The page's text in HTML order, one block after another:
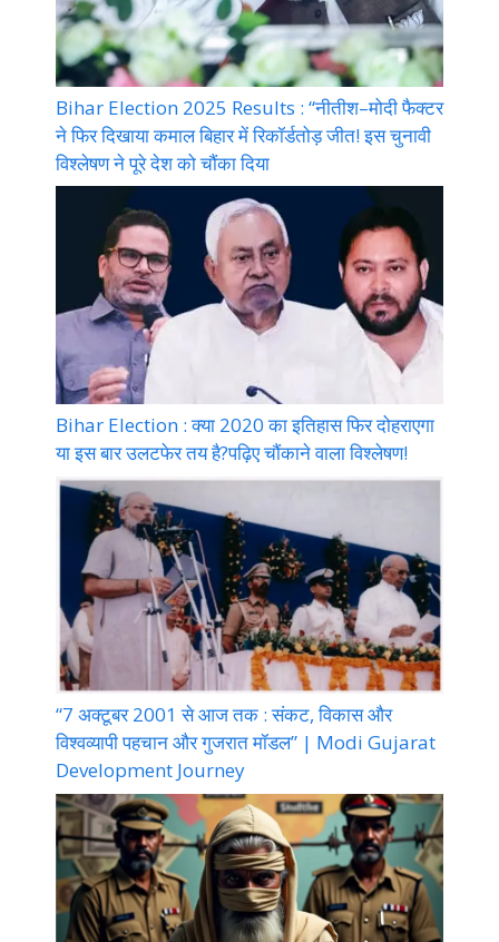
Bihar Election 2025 Results : “नीतीश–मोदी फैक्टर
ने फिर दिखाया कमाल बिहार में रिकॉर्डतोड़ जीत! इस चुनावी
विश्लेषण ने पूरे देश को चौंका दिया
Bihar Election : क्या 2020 का इतिहास फिर दोहराएगा
या इस बार उलटफेर तय है?पढ़िए चौंकाने वाला विश्लेषण!
“7 अक्टूबर 2001 से आज तक : संकट, विकास और
विश्वव्यापी पहचान और गुजरात मॉडल” | Modi Gujarat
Development Journey